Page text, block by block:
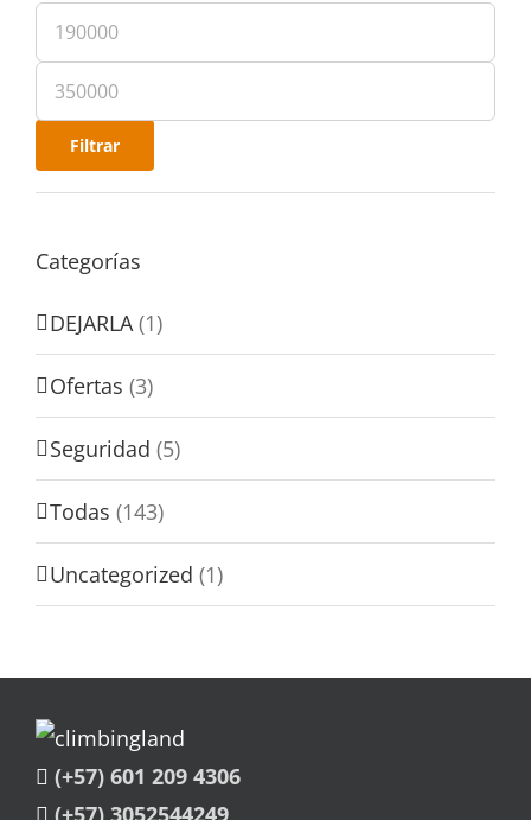
Filtrar
Categorías
DEJARLA (1)
Ofertas (3)
Seguridad (5)
Todas (143)
Uncategorized (1)
(+57) 601 209 4306
(+57) 3052544249